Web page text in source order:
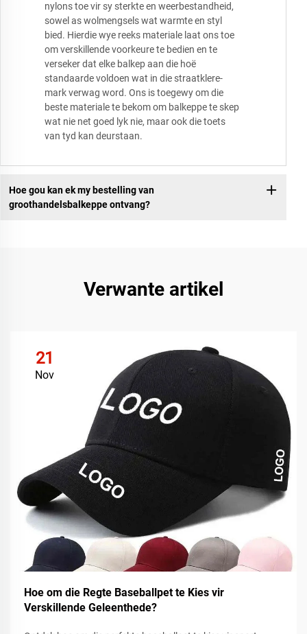
nylons toe vir sy sterkte en weerbestandheid,
sowel as wolmengsels wat warmte en styl
bied. Hierdie wye reeks materiale laat ons toe
om verskillende voorkeure te bedien en te
verseker dat elke balkep aan die hoë
standaarde voldoen wat in die straatklere-
mark verwag word. Ons is toegewy om die
beste materiale te bekom om balkeppe te skep
wat nie net goed lyk nie, maar ook die toets
van tyd kan deurstaan.
Hoe gou kan ek my bestelling van
groothandelsbalkeppe ontvang?
Verwante artikel
21
Nov
Hoe om die Regte Baseballpet te Kies vir
Verskillende Geleenthede?